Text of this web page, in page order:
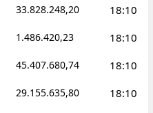
33.828.248,20 18:10
1.486.420,23 18:10
45.407.680,74 18:10
29.155.635,80 18:10